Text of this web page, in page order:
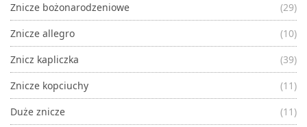
Znicze bożonarodzeniowe
(29)
Znicze allegro
(10)
Znicz kapliczka
(39)
Znicze kopciuchy
(11)
Duże znicze
(11)